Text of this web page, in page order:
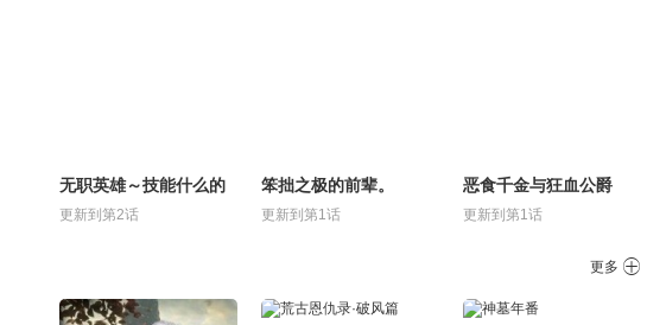
无职英雄～技能什么的
毫无用处～
更新到第2话
笨拙之极的前辈。
更新到第1话
恶食千金与狂血公爵
更新到第1话
更多 